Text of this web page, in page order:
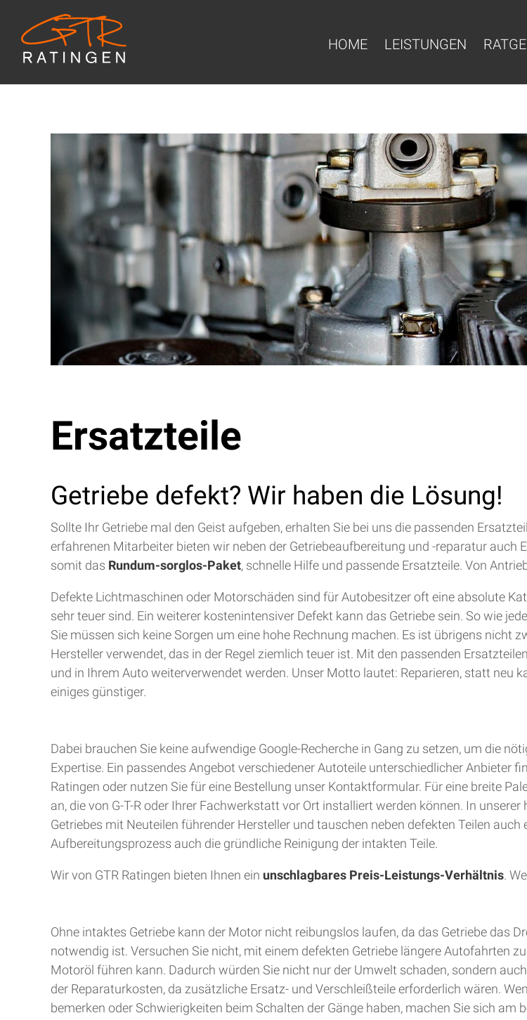
HOME LEISTUNGEN
Ersatzteile
Getriebe defekt? Wir haben die Lösung!
Sollte Ihr Getriebe mal den Geist aufgeben, erhalten Sie bei uns die passenden
erfahrenen Mitarbeiter bieten wir neben der Getriebeaufbereitung und -reparatur auch
somit das Rundum-sorglos-Paket, schnelle Hilfe und passende Ersatzteile. Von
Defekte Lichtmaschinen oder Motorschäden sind für Autobesitzer oft eine absolute
sehr teuer sind. Ein weiterer kostenintensiver Defekt kann das Getriebe sein. So wie
Sie müssen sich keine Sorgen um eine hohe Rechnung machen. Es ist übrigens
Hersteller verwendet, das in der Regel ziemlich teuer ist. Mit den passenden
und in Ihrem Auto weiterverwendet werden. Unser Motto lautet: Reparieren, statt neu
einiges günstiger.
Dabei brauchen Sie keine aufwendige Google-Recherche in Gang zu setzen, um die
Expertise. Ein passendes Angebot verschiedener Autoteile unterschiedlicher Anbieter
Ratingen oder nutzen Sie für eine Bestellung unser Kontaktformular. Für eine breite
an, die von G-T-R oder Ihrer Fachwerkstatt vor Ort installiert werden können. In
Getriebes mit Neuteilen führender Hersteller und tauschen neben defekten Teilen
Aufbereitungsprozess auch die gründliche Reinigung der intakten Teile.
Wir von GTR Ratingen bieten Ihnen ein unschlagbares Preis-Leistungs-Verhältnis.
Ohne intaktes Getriebe kann der Motor nicht reibungslos laufen, da das Getriebe das
notwendig ist. Versuchen Sie nicht, mit einem defekten Getriebe längere Autofahrten
Motoröl führen kann. Dadurch würden Sie nicht nur der Umwelt schaden, sondern
der Reparaturkosten, da zusätzliche Ersatz- und Verschleißteile erforderlich wären.
bemerken oder Schwierigkeiten beim Schalten der Gänge haben, machen Sie sich